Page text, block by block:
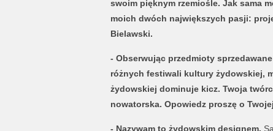
swoim pięknym rzemiośle. Jak sama
moich dwóch największych pasji:
Bielawski.
- Obserwując przedmioty
różnych festiwali kultury żydowskiej,
żydowskiej dominuje kicz. Twoja
nowatorska. Opowiedz proszę o
- Nazywam to żydowskim designem.